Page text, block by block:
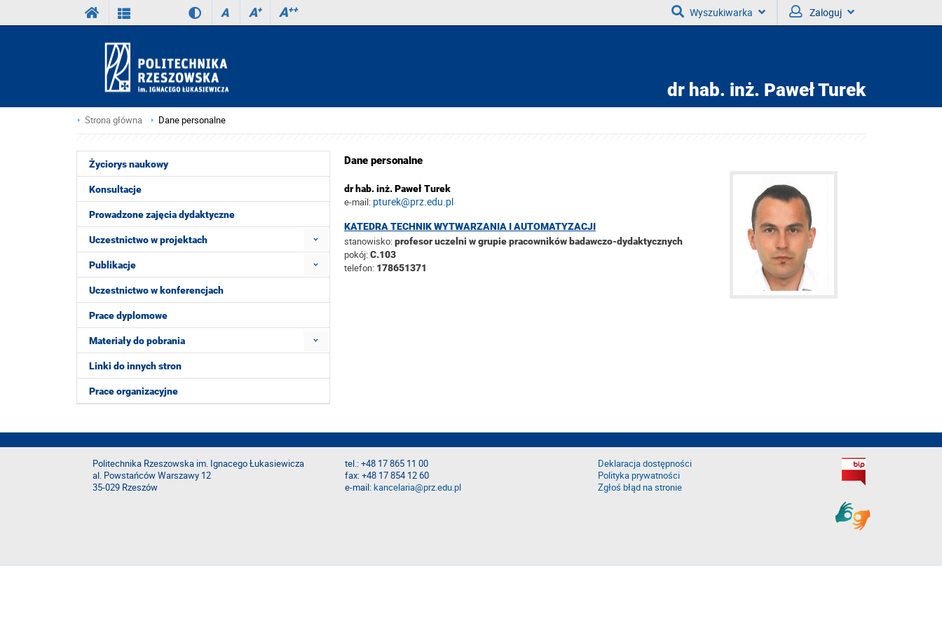
A A+ A++ Wyszukiwarka Zaloguj
dr hab. inż. Paweł Turek
Strona główna Dane personalne
Życiorys naukowy
Konsultacje
Prowadzone zajęcia dydaktyczne
Uczestnictwo w projektach
Publikacje
Uczestnictwo w konferencjach
Prace dyplomowe
Materiały do pobrania
Linki do innych stron
Prace organizacyjne
Dane personalne
dr hab. inż. Paweł Turek
e-mail: pturek@prz.edu.pl
KATEDRA TECHNIK WYTWARZANIA I AUTOMATYZACJI
stanowisko:profesor uczelni w grupie pracowników badawczo-dydaktycznych
pokój:C.103
telefon: 178651371
Politechnika Rzeszowska im. Ignacego Łukasiewicza
al. Powstańców Warszawy 12
35-029 Rzeszów
tel.: +48 17 865 11 00
fax: +48 17 854 12 60
e-mail:kancelaria@prz.edu.pl
Deklaracja dostępności
Polityka prywatności
Zgłoś błąd na stronie